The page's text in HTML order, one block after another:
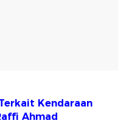
Kendaraan
Ahmad